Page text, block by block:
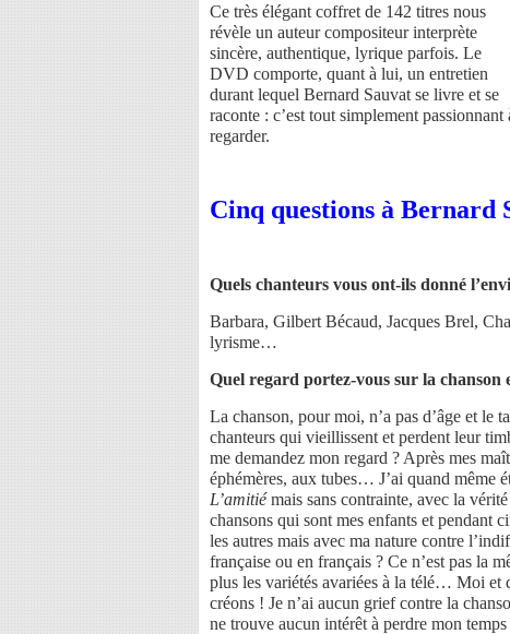
Ce très élégant coffret de 142 titres nous
révèle un auteur compositeur interprète
sincère, authentique, lyrique parfois. Le
DVD comporte, quant à lui, un entretien
durant lequel Bernard Sauvat se livre et se
raconte : c’est tout simplement passionnant
regarder.
Cinq questions à Bernard
Quels chanteurs vous ont-ils donné
Barbara, Gilbert Bécaud, Jacques Brel,
lyrisme…
Quel regard portez-vous sur la chanson
La chanson, pour moi, n’a pas d’âge et le
chanteurs qui vieillissent et perdent leur
me demandez mon regard ? Après mes
éphémères, aux tubes… J’ai quand même
L’amitiémais sans contrainte, avec la
chansons qui sont mes enfants et pendant
les autres mais avec ma nature contre
française ou en français ? Ce n’est pas la
plus les variétés avariées à la télé… Moi et
créons ! Je n’ai aucun grief contre la
ne trouve aucun intérêt à perdre mon